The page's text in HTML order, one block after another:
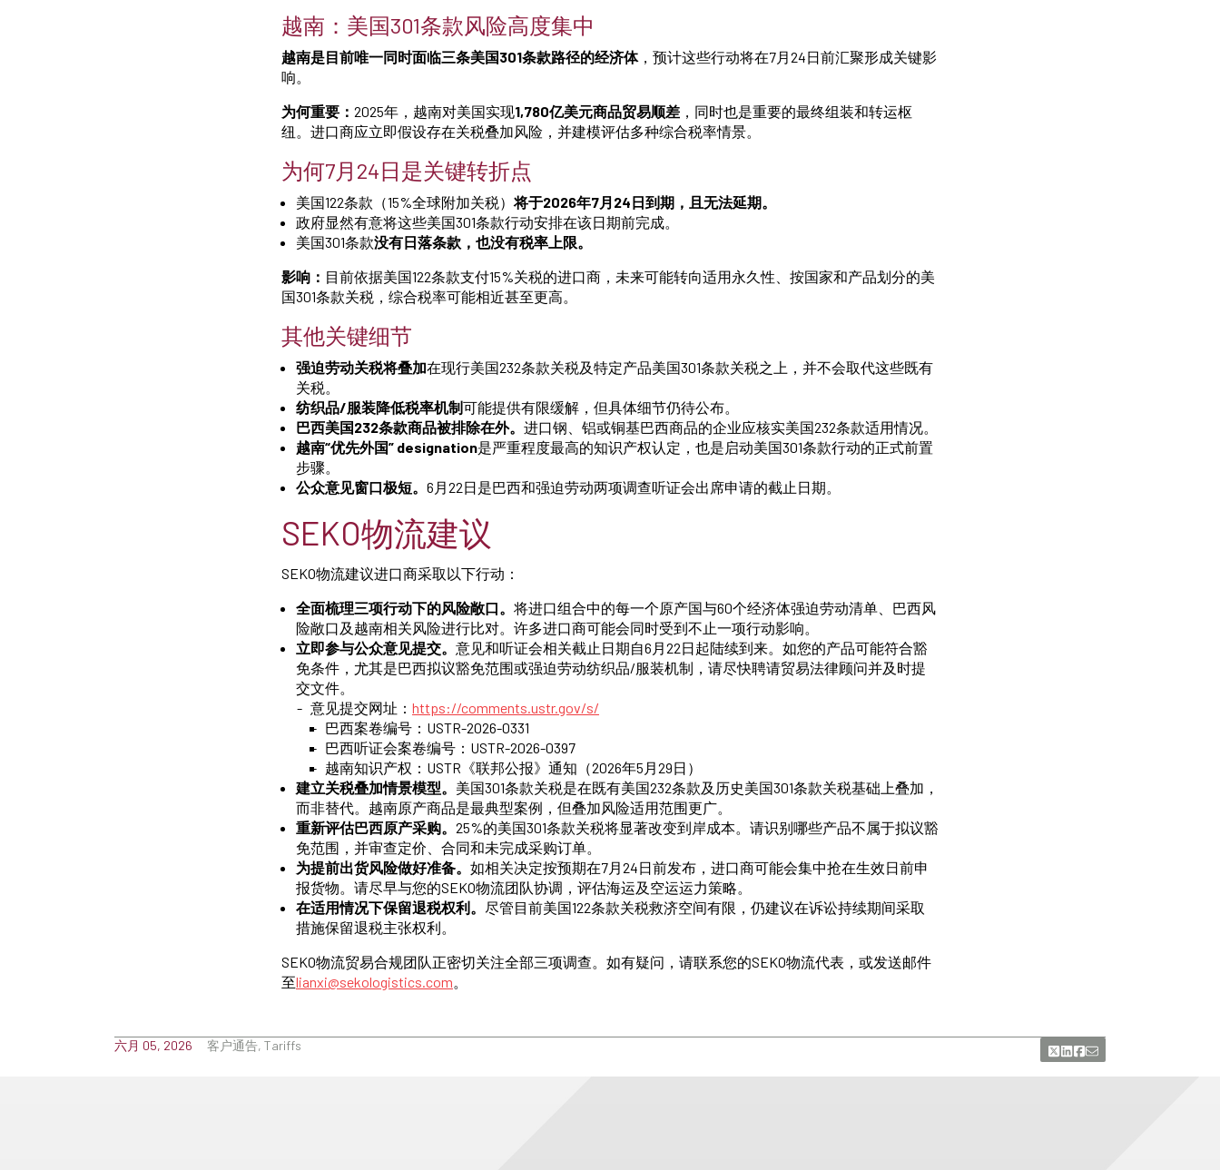
越南：美国301条款风险高度集中
越南是目前唯一同时面临三条美国301条款路径的经济体，预计这些行动将在7月24日前汇聚形成关键影
响。
为何重要： 2025年，越南对美国实现1,780亿美元商品贸易顺差 ，同时也是重要的最终组装和转运枢
纽。进口商应立即假设存在关税叠加风险，并建模评估多种综合税率情景。
为何7月24日是关键转折点
美国122条款（15%全球附加关税）将于2026年7月24日到期，且无法延期。
政府显然有意将这些美国301条款行动安排在该日期前完成。
美国301条款没有日落条款，也没有税率上限。
影响： 目前依据美国122条款支付15%关税的进口商，未来可能转向适用永久性、按国家和产品划分的美
国301条款关税，综合税率可能相近甚至更高。
其他关键细节
强迫劳动关税将叠加在现行美国232条款关税及特定产品美国301条款关税之上，并不会取代这些既有
关税。
纺织品/服装降低税率机制可能提供有限缓解，但具体细节仍待公布。
巴西美国232条款商品被排除在外。 进口钢、铝或铜基巴西商品的企业应核实美国232条款适用情况。
越南“优先外国” designation是严重程度最高的知识产权认定，也是启动美国301条款行动的正式前置
步骤。
公众意见窗口极短。 6月22日是巴西和强迫劳动两项调查听证会出席申请的截止日期。
SEKO物流建议
SEKO物流建议进口商采取以下行动：
全面梳理三项行动下的风险敞口。 将进口组合中的每一个原产国与60个经济体强迫劳动清单、巴西风
险敞口及越南相关风险进行比对。许多进口商可能会同时受到不止一项行动影响。
立即参与公众意见提交。 意见和听证会相关截止日期自6月22日起陆续到来。如您的产品可能符合豁
免条件，尤其是巴西拟议豁免范围或强迫劳动纺织品/服装机制，请尽快聘请贸易法律顾问并及时提
交文件。
意见提交网址： https://comments.ustr.gov/s/
巴西案卷编号：USTR-2026-0331
巴西听证会案卷编号：USTR-2026-0397
越南知识产权：USTR《联邦公报》通知（2026年5月29日）
建立关税叠加情景模型。 美国301条款关税是在既有美国232条款及历史美国301条款关税基础上叠加，
而非替代。越南原产商品是最典型案例，但叠加风险适用范围更广。
重新评估巴西原产采购。 25%的美国301条款关税将显著改变到岸成本。请识别哪些产品不属于拟议豁
免范围，并审查定价、合同和未完成采购订单。
为提前出货风险做好准备。 如相关决定按预期在7月24日前发布，进口商可能会集中抢在生效日前申
报货物。请尽早与您的SEKO物流团队协调，评估海运及空运运力策略。
在适用情况下保留退税权利。 尽管目前美国122条款关税救济空间有限，仍建议在诉讼持续期间采取
措施保留退税主张权利。
SEKO物流贸易合规团队正密切关注全部三项调查。如有疑问，请联系您的SEKO物流代表，或发送邮件
至lianxi@sekologistics.com。
六月 05, 2026 客户通告, Tariffs